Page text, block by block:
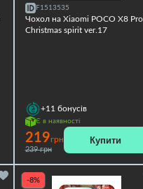
F1513535
Чохол на Xiaomi POCO X8 Pro
Christmas spirit ver.17
+11 бонусів
Є в наявності
219грн
239 грн
Купити
-8%